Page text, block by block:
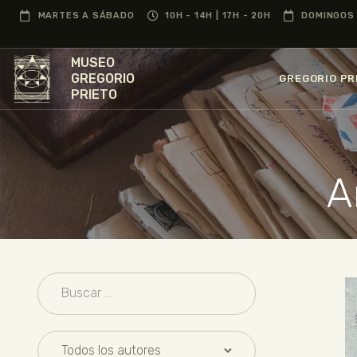
MARTES A SÁBADO 10H - 14H | 17H - 20H
MUSEO
GREGORIO
PRIETO
GREGORIO